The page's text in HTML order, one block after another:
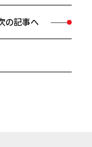
の記事へ